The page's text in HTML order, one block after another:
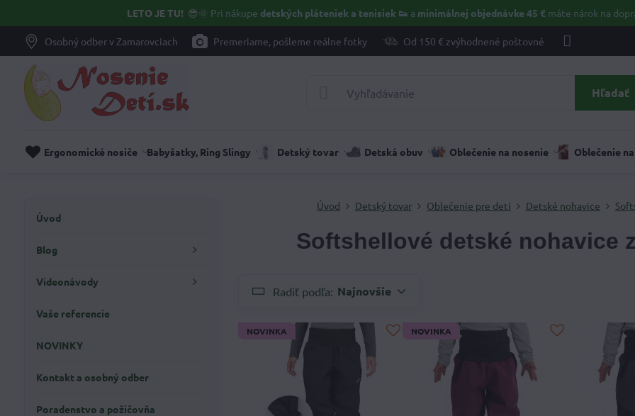
LETO JE TU! 😎🌞 Pri nákupe detských pláteniek a tenisiek 👟 a minimálnej objednávke 45 €máte nárok na
Osobný odber v Zamarovciach Premeriame, pošleme reálne fotky Od 150 € zvýhodnené poštovné
Hľadať
Ergonomické nosiče Babyšatky, Ring Slingy Detský tovar Detská obuv Oblečenie na nosenie Oblečenie
Úvod Detský tovar Oblečenie pre deti Detské nohavice
Softshellové detské nohavice
Radiť podľa: Najnovšie
NOVINKA NOVINKA
Úvod
Blog
Videonávody
Vaše referencie
NOVINKY
Kontakt a osobný odber
Poradenstvo a požičovňa